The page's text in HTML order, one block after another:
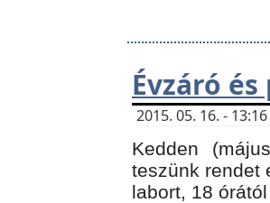
Évzáró
2015. 05. 16. -
Kedden
teszünk rendet
labort, 18